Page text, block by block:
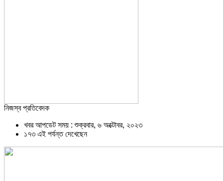
নিজস্ব প্রতিবেদক
খবর আপডেট সময় : শুক্রবার, ৬ অক্টোবর, ২০২৩
১৭৩ এই পর্যন্ত দেখেছেন